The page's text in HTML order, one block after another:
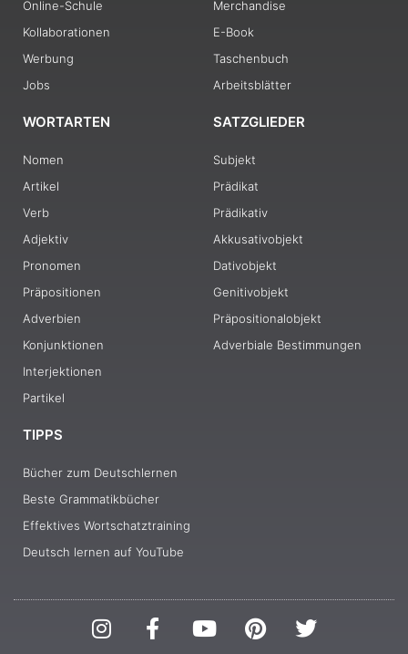
Online-Schule
Kollaborationen
Werbung
Jobs
Merchandise
E-Book
Taschenbuch
Arbeitsblätter
WORTARTEN
Nomen
Artikel
Verb
Adjektiv
Pronomen
Präpositionen
Adverbien
Konjunktionen
Interjektionen
Partikel
SATZGLIEDER
Subjekt
Prädikat
Prädikativ
Akkusativobjekt
Dativobjekt
Genitivobjekt
Präpositionalobjekt
Adverbiale Bestimmungen
TIPPS
Bücher zum Deutschlernen
Beste Grammatikbücher
Effektives Wortschatztraining
Deutsch lernen auf YouTube
I
n
F
a
Y
o
P
i
T
w